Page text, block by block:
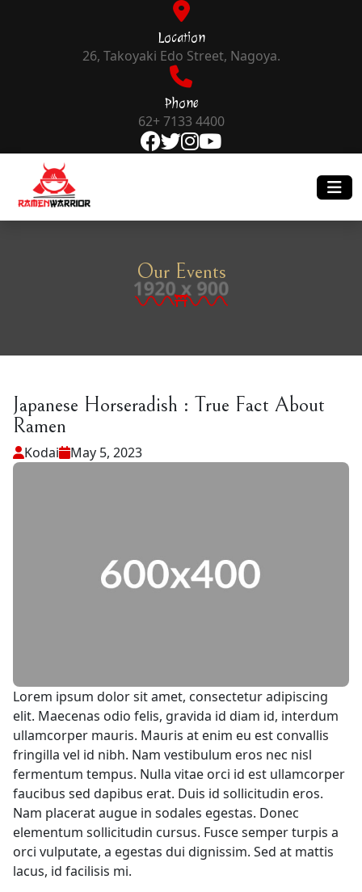
Location
26, Takoyaki Edo Street, Nagoya.
Phone
62+ 7133 4400
Our Events
Japanese Horseradish : True Fact About
Ramen
Kodai May 5, 2023
Lorem ipsum dolor sit amet, consectetur adipiscing
elit. Maecenas odio felis, gravida id diam id, interdum
ullamcorper mauris. Mauris at enim eu est convallis
fringilla vel id nibh. Nam vestibulum eros nec nisl
fermentum tempus. Nulla vitae orci id est ullamcorper
faucibus sed dapibus erat. Duis id sollicitudin eros.
Nam placerat augue in sodales egestas. Donec
elementum sollicitudin cursus. Fusce semper turpis a
orci vulputate, a egestas dui dignissim. Sed at mattis
lacus, id facilisis mi.